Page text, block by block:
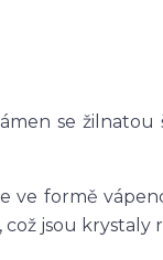
se
ve formě
jsou krystaly